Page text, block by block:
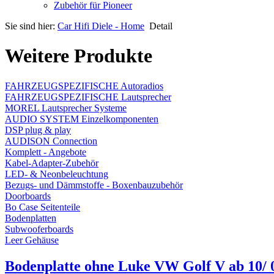
Zubehör für Pioneer
Sie sind hier: Car Hifi Diele - Home Detail
Weitere Produkte
FAHRZEUGSPEZIFISCHE Autoradios
FAHRZEUGSPEZIFISCHE Lautsprecher
MOREL Lautsprecher Systeme
AUDIO SYSTEM Einzelkomponenten
DSP plug & play
AUDISON Connection
Komplett - Angebote
Kabel-Adapter-Zubehör
LED- & Neonbeleuchtung
Bezugs- und Dämmstoffe - Boxenbauzubehör
Doorboards
Bo Case Seitenteile
Bodenplatten
Subwooferboards
Leer Gehäuse
Bodenplatte ohne Luke VW Golf V ab 10/